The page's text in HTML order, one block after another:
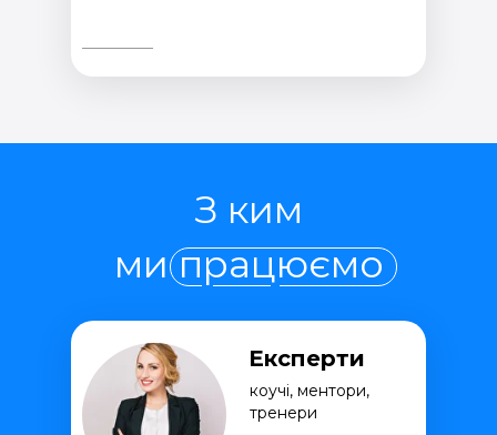
Експерти
коучі, ментори,
тренери
З ким
ми працюємо